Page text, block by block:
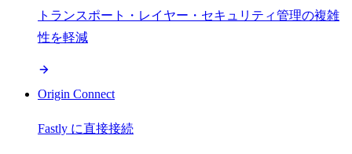
トランスポート・レイヤー・セキュリティ管理の複雑
性を軽減
Origin Connect
Fastly に直接接続